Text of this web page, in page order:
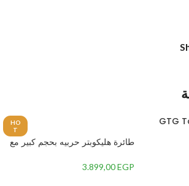
GTG
HO
T
طائرة هليكوبتر حربيه بحجم كبير مع
3.899,00EGP